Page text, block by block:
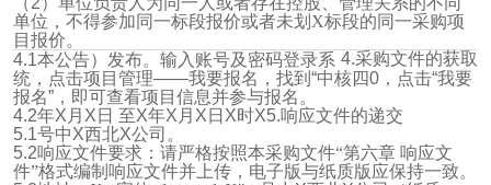
单位，不得参加同一标段报价或者未划X标段的同一采购项
目报价。
4.采购文件的获取
4.1本公告） 发布。输入账号及密码登录系
统，点击项目管理——我要报名，找到 “中核四0，点击“我要
报名”，即可查看项目信息并参与报名。
4.2年X 月 X 日 至X年X 月 X 日 X时X5.响应文件的递交
5.1号中X西北X公司。
5.2响应文件要求：请严格按照本采购文件“第六章 响应文
件”格式编制响应文件并上传，电子版与纸质版应保持一致。